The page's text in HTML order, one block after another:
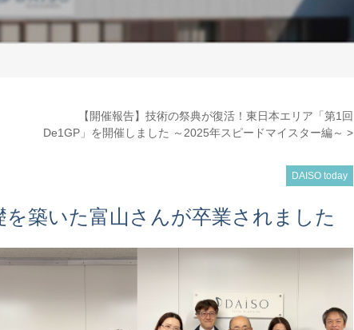
【開催報告】技術の祭典が復活！東日本エリア「第1回
De1GP」を開催しました ～2025年スピードマイスター編～ >
DAISO today
を築いた富山さんが卒業されました